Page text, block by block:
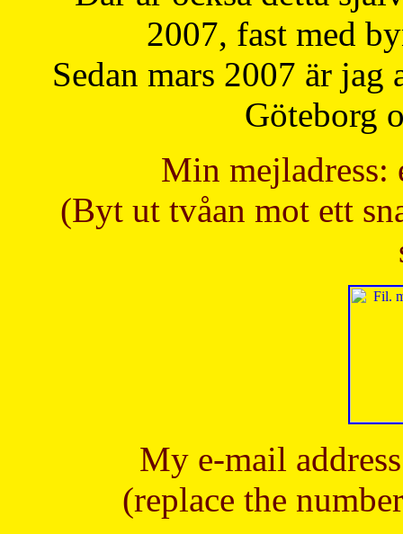
2007, fast med
Sedan mars 2007 är
Göteborg
Min mejladress:
(Byt ut tvåan mot ett
My e-mail
(replace the